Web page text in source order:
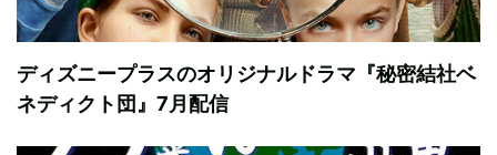
ディズニープラスのオリジナルドラマ『秘密結社ベ
ネディクト団』7月配信